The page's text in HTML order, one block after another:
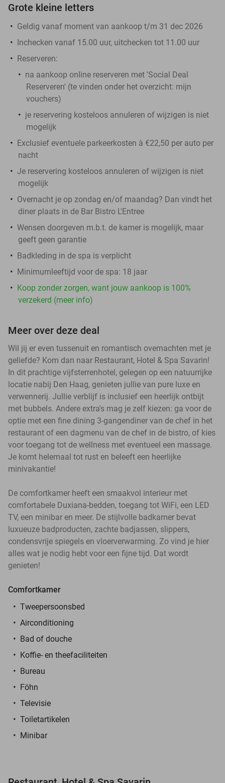
Grote kleine letters
Geldig vanaf moment van aankoop t/m 31 dec 2026
Inchecken vanaf 15.00 uur, uitchecken tot 11.00 uur
Reserveren:
na aankoop online reserveren met 'Social Deal
Reserveren' (te vinden onder het overzicht: mijn
vouchers)
je reservering kosteloos annuleren of wijzigen is niet
mogelijk
Exclusief eventuele parkeerkosten à €22,50 per auto per
nacht
Je reservering kosteloos annuleren of wijzigen is niet
mogelijk
Overnacht je op zondag en/of maandag? Dan vindt het
diner plaats in de Bar Bistro L'Entree
Wensen doorgeven m.b.t. de kamer is mogelijk, maar
geeft geen garantie
Badkleding in de spa is verplicht
Minimumleeftijd voor de spa: 18 jaar
Koop zonder zorgen, want jouw aankoop is 100%
verzekerd (meer info)
Meer over deze deal
Wil jij er even tussenuit en romantisch overnachten met je
geliefde? Kom dan naar Restaurant, Hotel & Spa Savarin!
In dit prachtige vijfsterrenhotel, gelegen op een natuurrijke
locatie nabij Den Haag, genieten jullie van pure luxe en
verwennerij. Jullie verblijf is inclusief een heerlijk ontbijt
met bubbels. Andere extra's mag je zelf kiezen: ga voor de
optie met een fine dining 3-gangendiner van de chef in het
restaurant of een dagmenu van de chef in de bistro, of kies
voor toegang tot de wellness met eventueel een massage.
Je komt helemaal tot rust en beleeft een heerlijke
minivakantie!
De comfortkamer heeft een smaakvol interieur met
comfortabele Duxiana-bedden, toegang tot WiFi, een LED
TV, een minibar en meer. De stijlvolle badkamer bevat
luxueuze badproducten, zachte badjassen, slippers,
condensvrije spiegels en vloerverwarming. Zo vind je hier
alles wat je nodig hebt voor een fijne tijd. Dat wordt
genieten!
Comfortkamer
Tweepersoonsbed
Airconditioning
Bad of douche
Koffie- en theefaciliteiten
Bureau
Föhn
Televisie
Toiletartikelen
Minibar